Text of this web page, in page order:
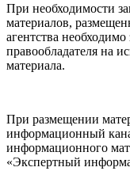
При необходимости
материалов,
агентства
правообладателя на
материала.
При размещении
информационный
информационного
«Экспертный